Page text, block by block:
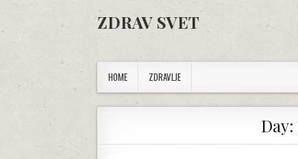
Skip to content
ZDRAV SVET
HOME ZDRAVLJE
Day: